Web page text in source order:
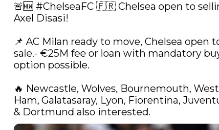
🚨🆕 #ChelseaFC 🇫🇷 Chelsea open to
Axel Disasi!
📌 AC Milan ready to move, Chelsea open
sale.- €25M fee or loan with mandatory
option possible.
🔥 Newcastle, Wolves, Bournemouth, West
Ham, Galatasaray, Lyon, Fiorentina,
& Dortmund also interested.